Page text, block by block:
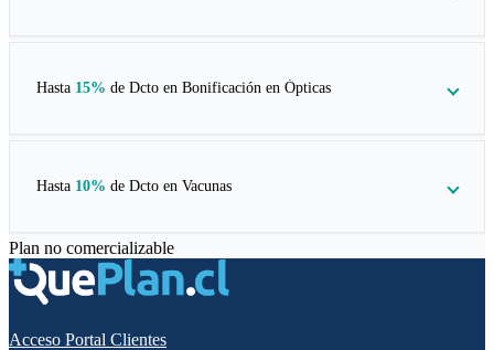
Hasta 15% de Dcto en Bonificación en Ópticas
Hasta 10% de Dcto en Vacunas
Plan no comercializable
Acceso Portal Clientes